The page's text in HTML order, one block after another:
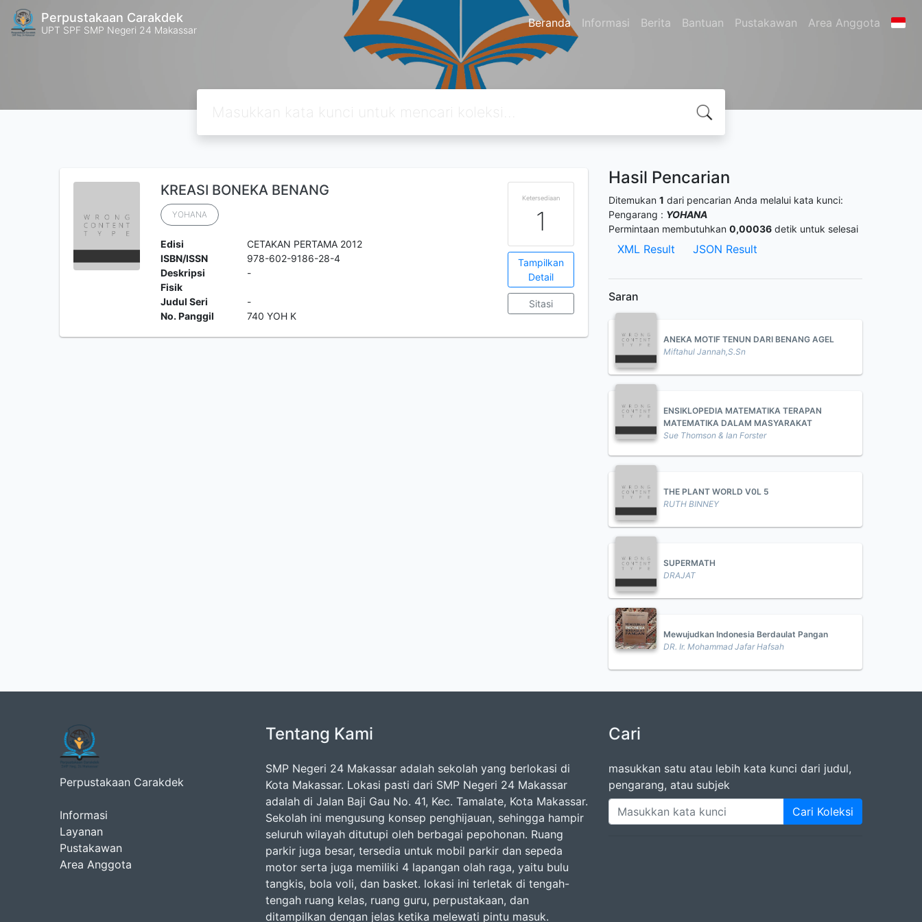
Perpustakaan Carakdek
UPT SPF SMP Negeri 24 Makassar Beranda Informasi Berita Bantuan Pustakawan Area Anggota
KREASI BONEKA BENANG
YOHANA
Edisi
CETAKAN PERTAMA 2012
ISBN/ISSN
978-602-9186-28-4
Deskripsi
Fisik
-
Judul Seri
-
No. Panggil
740 YOH K
Ketersediaan
1
Tampilkan
Detail
Sitasi
Hasil Pencarian
Ditemukan 1 dari pencarian Anda melalui kata kunci:
Pengarang : YOHANA
Permintaan membutuhkan 0,00036 detik untuk selesai
XML Result JSON Result
Saran
ANEKA MOTIF TENUN DARI BENANG AGEL
Miftahul Jannah,S.Sn
ENSIKLOPEDIA MATEMATIKA TERAPAN
MATEMATIKA DALAM MASYARAKAT
Sue Thomson & Ian Forster
THE PLANT WORLD V0L 5
RUTH BINNEY
SUPERMATH
DRAJAT
Mewujudkan Indonesia Berdaulat Pangan
DR. Ir. Mohammad Jafar Hafsah
Perpustakaan Carakdek
Informasi
Layanan
Pustakawan
Area Anggota
Tentang Kami
SMP Negeri 24 Makassar adalah sekolah yang berlokasi di
Kota Makassar. Lokasi pasti dari SMP Negeri 24 Makassar
adalah di Jalan Baji Gau No. 41, Kec. Tamalate, Kota Makassar.
Sekolah ini mengusung konsep penghijauan, sehingga hampir
seluruh wilayah ditutupi oleh berbagai pepohonan. Ruang
parkir juga besar, tersedia untuk mobil parkir dan sepeda
motor serta juga memiliki 4 lapangan olah raga, yaitu bulu
tangkis, bola voli, dan basket. lokasi ini terletak di tengah-
tengah ruang kelas, ruang guru, perpustakaan, dan
ditampilkan dengan jelas ketika melewati pintu masuk.
Cari
masukkan satu atau lebih kata kunci dari judul,
pengarang, atau subjek
Cari Koleksi